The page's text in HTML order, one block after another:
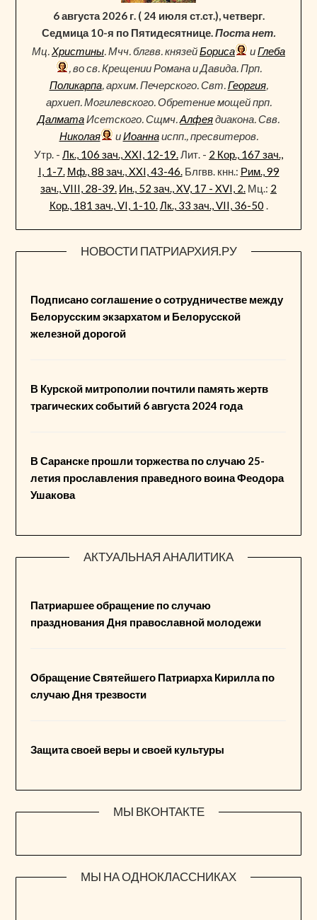
6 августа 2026 г. ( 24 июля ст.ст.), четверг.
Седмица 10-я по Пятидесятнице.Поста нет.
Мц.Христины. Мчч. блгвв. князейБориса иГлеба
, во св. Крещении Романа и Давида. Прп.
Поликарпа, архим. Печерского. Свт.Георгия,
архиеп. Могилевского. Обретение мощей прп.
ДалматаИсетского. Сщмч.Алфеядиакона. Свв.
Николая
иИоаннаиспп., пресвитеров.
Утр. - Лк., 106 зач., XXI, 12-19.Лит. - 2 Кор., 167 зач.,
I, 1-7. Мф., 88 зач., XXI, 43-46.Блгвв. кнн.: Рим., 99
зач., VIII, 28-39. Ин., 52 зач., XV, 17 - XVI, 2. Мц.: 2
Кор., 181 зач., VI, 1-10.Лк., 33 зач., VII, 36-50 .
НОВОСТИ ПАТРИАРХИЯ.РУ
Подписано соглашение о сотрудничестве между
Белорусским экзархатом и Белорусской
железной дорогой
В Курской митрополии почтили память жертв
трагических событий 6 августа 2024 года
В Саранске прошли торжества по случаю 25-
летия прославления праведного воина Феодора
Ушакова
АКТУАЛЬНАЯ АНАЛИТИКА
Патриаршее обращение по случаю
празднования Дня православной молодежи
Обращение Святейшего Патриарха Кирилла по
случаю Дня трезвости
Защита своей веры и своей культуры
МЫ ВКОНТАКТЕ
МЫ НА ОДНОКЛАССНИКАХ